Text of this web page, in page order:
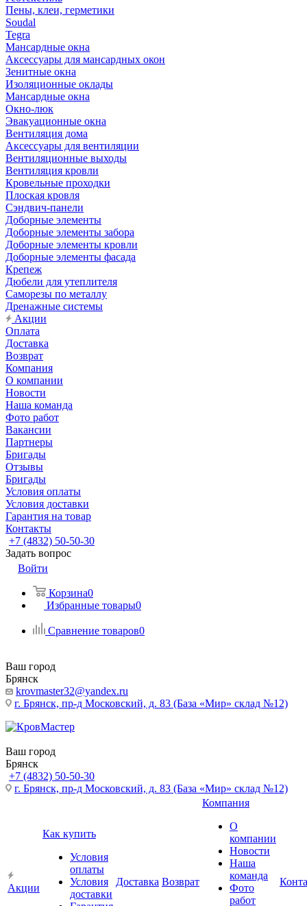
Пены, клеи, герметики
Soudal
Tegra
Мансардные окна
Аксессуары для мансардных окон
Зенитные окна
Изоляционные оклады
Мансардные окна
Окно-люк
Эвакуационные окна
Вентиляция дома
Аксессуары для вентиляции
Вентиляционные выходы
Вентиляция кровли
Кровельные проходки
Плоская кровля
Сэндвич-панели
Доборные элементы
Доборные элементы забора
Доборные элементы кровли
Доборные элементы фасада
Крепеж
Дюбели для утеплителя
Саморезы по металлу
Дренажные системы
Акции
Оплата
Доставка
Возврат
Компания
О компании
Новости
Наша команда
Фото работ
Вакансии
Партнеры
Бригады
Отзывы
Бригады
Условия оплаты
Условия доставки
Гарантия на товар
Контакты
+7 (4832) 50-50-30
Задать вопрос
Войти
Корзина0
Избранные товары0
Сравнение товаров0
Ваш город
Брянск
krovmaster32@yandex.ru
г. Брянск, пр-д Московский, д. 83 (База «Мир» склад №12)
Ваш город
Брянск
+7 (4832) 50-50-30
г. Брянск, пр-д Московский, д. 83 (База «Мир» склад №12)
Акции
Как купить
Условия
оплаты
Условия
доставки
Доставка Возврат
Компания
О
компании
Новости
Наша
команда
Фото
работ